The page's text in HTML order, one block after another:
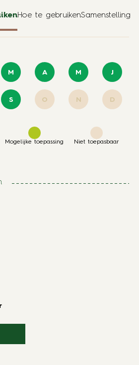
Hoe te gebruikenSamenstelling
M A M J
S O N D
Mogelijke toepassing Niet toepasbaar